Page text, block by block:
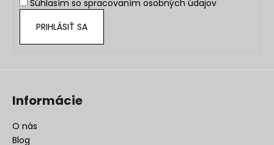
Súhlasím so spracovaním osobných údajov
PRIHLÁSIŤ SA
Informácie
O nás
Blog